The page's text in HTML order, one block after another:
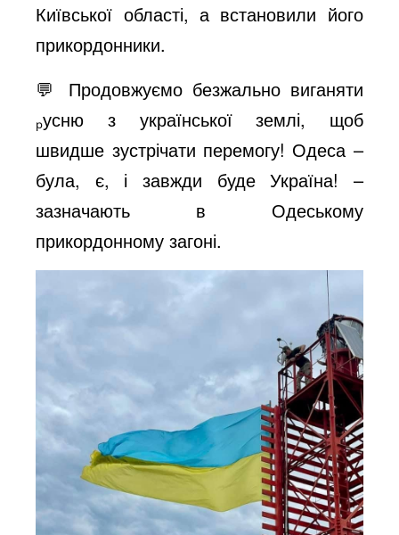
d
e
o
Київської області, а встановили його
прикордонники.
💬 Продовжуємо безжально виганяти
ₚусню з української землі, щоб
швидше зустрічати перемогу! Одеса –
була, є, і завжди буде Україна! –
зазначають в Одеському
прикордонному загоні.